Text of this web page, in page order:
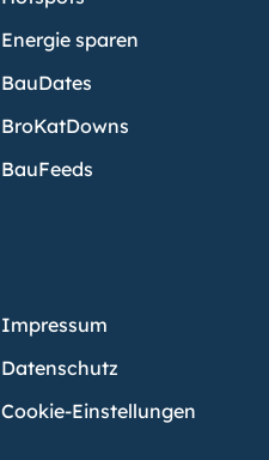
Energie sparen
BauDates
BroKatDowns
BauFeeds
Impressum
Datenschutz
Cookie-Einstellungen